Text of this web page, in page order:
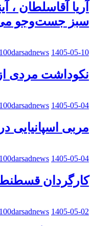
آریا آقاسلطان ،
سبز جست‌وجو
100darsadnews 1405-05-10
نکوداشت مردی از
100darsadnews 1405-05-04
مربی اسپانیایی
100darsadnews 1405-05-04
کارگردان
100darsadnews 1405-05-02